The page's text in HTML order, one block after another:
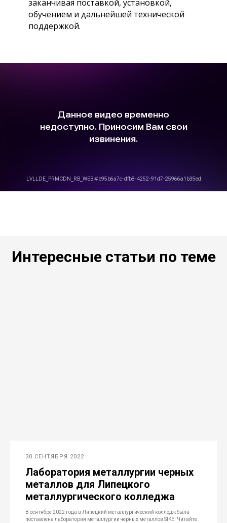
заканчивая поставкой, установкой,
обучением и дальнейшей технической
поддержкой.
Интересные статьи по теме
30 СЕНТЯБРЯ 2022
Лаборатория металлургии черных
металлов для Липецкого
металлургического колледжа
В сентябре 2022 года в Липецкий металлургический колледж была
поставлена лаборатория металлургии черных металлов SIKE. Читайте